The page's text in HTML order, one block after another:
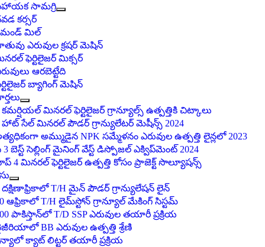
సామగ్రి
కర్సర్
మిల్
ఎరువుల క్రషర్ మెషిన్
ఫెర్టిలైజర్ మిక్సర్
ఆరబెట్టేది
బ్యాగింగ్ మెషిన్
కమర్షియల్ మినరల్ ఫెర్టిలైజర్ గ్రాన్యూల్స్ ఉత్పత్తికి చిట్కాలు
హాట్ సేల్ మినరల్ పౌడర్ గ్రాన్యులేటర్ మెషీన్స్ 2024
అమ్ముడైన NPK సమ్మేళనం ఎరువుల ఉత్పత్తి లైన్లలో 2023
3 బెస్ట్ సెల్లింగ్ మైనింగ్ వేస్ట్ డిస్పోజల్ ఎక్విప్‌మెంట్ 2024
4 మినరల్ ఫెర్టిలైజర్ ఉత్పత్తి కోసం ప్రాజెక్ట్ సొల్యూషన్స్
దక్షిణాఫ్రికాలో T/H మైన్ పౌడర్ గ్రాన్యులేషన్ లైన్
ఆఫ్రికాలో T/H లైమ్‌స్టోన్ గ్రాన్యూల్ మేకింగ్ సిస్టమ్
పాకిస్తాన్‌లో T/D SSP ఎరువుల తయారీ ప్రక్రియ
BB ఎరువుల ఉత్పత్తి శ్రేణి
క్యాట్ లిట్టర్ తయారీ ప్రక్రియ